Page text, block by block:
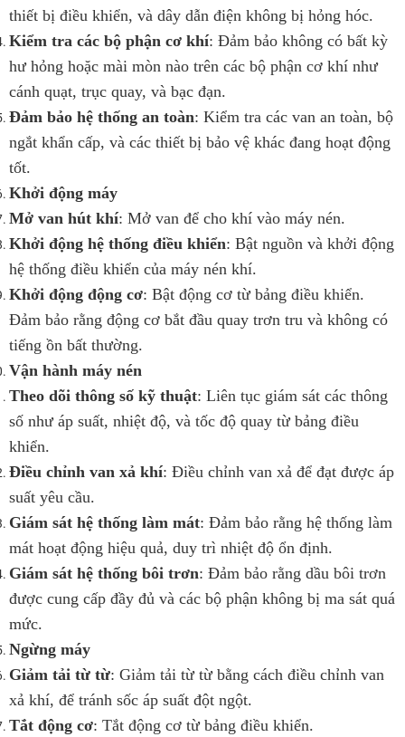
thiết bị điều khiển, và dây dẫn điện không bị hỏng hóc.
Kiểm tra các bộ phận cơ khí: Đảm bảo không có bất kỳ
hư hỏng hoặc mài mòn nào trên các bộ phận cơ khí như
cánh quạt, trục quay, và bạc đạn.
Đảm bảo hệ thống an toàn: Kiểm tra các van an toàn, bộ
ngắt khẩn cấp, và các thiết bị bảo vệ khác đang hoạt động
tốt.
Khởi động máy
Mở van hút khí: Mở van để cho khí vào máy nén.
Khởi động hệ thống điều khiển: Bật nguồn và khởi động
hệ thống điều khiển của máy nén khí.
Khởi động động cơ: Bật động cơ từ bảng điều khiển.
Đảm bảo rằng động cơ bắt đầu quay trơn tru và không có
tiếng ồn bất thường.
Vận hành máy nén
Theo dõi thông số kỹ thuật: Liên tục giám sát các thông
số như áp suất, nhiệt độ, và tốc độ quay từ bảng điều
khiển.
Điều chỉnh van xả khí: Điều chỉnh van xả để đạt được áp
suất yêu cầu.
Giám sát hệ thống làm mát: Đảm bảo rằng hệ thống làm
mát hoạt động hiệu quả, duy trì nhiệt độ ổn định.
Giám sát hệ thống bôi trơn: Đảm bảo rằng dầu bôi trơn
được cung cấp đầy đủ và các bộ phận không bị ma sát quá
mức.
Ngừng máy
Giảm tải từ từ: Giảm tải từ từ bằng cách điều chỉnh van
xả khí, để tránh sốc áp suất đột ngột.
Tắt động cơ: Tắt động cơ từ bảng điều khiển.